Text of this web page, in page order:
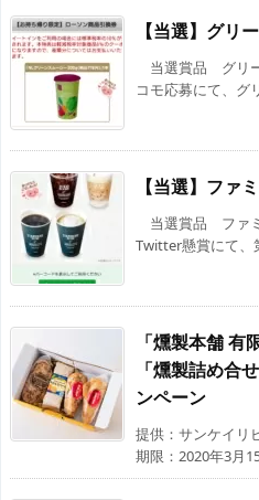
【当選】グリ
当選賞品 グリ
コモ応募にて、グ
【当選】ファ
当選賞品 ファ
Twitter懸賞にて、
「燻製本舗 有
「燻製詰め合
ンペーン
提供：サンケイリ
期限：2020年3月